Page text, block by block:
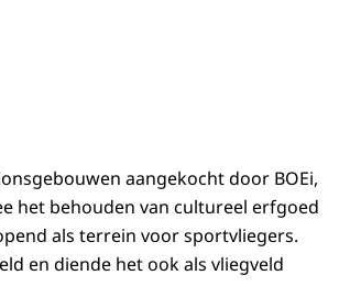
aangekocht door BOEi,
het behouden van cultureel erfgoed
als terrein voor sportvliegers.
en diende het ook als vliegveld